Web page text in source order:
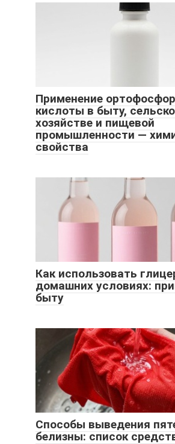
Применение
кислоты в быту,
хозяйстве и пищевой
промышленности —
свойства
Как использовать
домашних условиях:
быту
Способы выведения
белизны: список